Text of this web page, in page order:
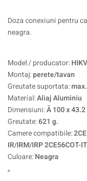
Doza conexiuni pentru
neagra.
Model / producator:
Montaj:perete/tavan
Greutate suportata:
Material:Aliaj Aluminiu
Dimensiuni:Ã 100 x
Greutate:621 g.
Camere compatibile:
IR/IRM/IRP 2CE56COT-
Culoare:Neagra
„